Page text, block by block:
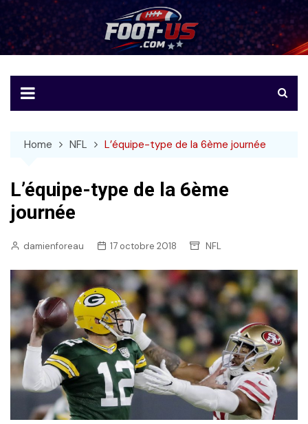
to
content
Foot-US
Le football américain en français
Home NFL L’équipe-type de la 6ème journée
L’équipe-type de la 6ème
journée
damienforeau 17 octobre 2018 NFL